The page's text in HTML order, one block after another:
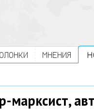
МНЕНИЯ
марксист,